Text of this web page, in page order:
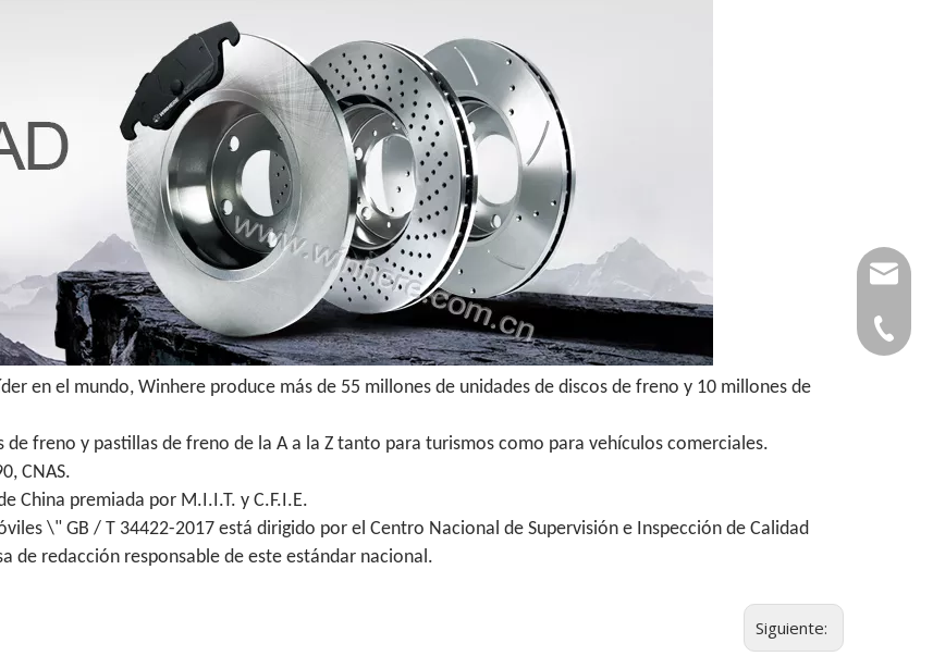
en el mundo, Winhere produce más de 55 millones de unidades de discos de freno y 10 millones de
freno y pastillas de freno de la A a la Z tanto para turismos como para vehículos comerciales.
CNAS.
China premiada por M.I.I.T. y C.F.I.E.
\" GB / T 34422-2017 está dirigido por el Centro Nacional de Supervisión e Inspección de Calidad
de redacción responsable de este estándar nacional.
Siguiente:
0086-